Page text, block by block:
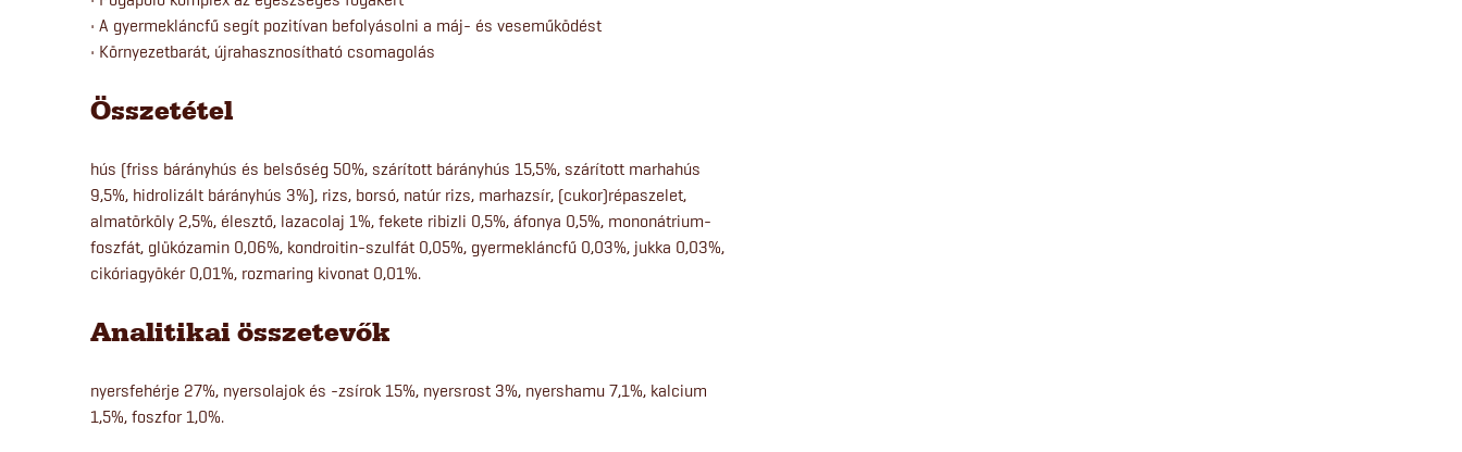
• A gyermekláncfű segít pozitívan befolyásolni a máj- és veseműködést
• Környezetbarát, újrahasznosítható csomagolás
Összetétel
hús (friss bárányhús és belsőség 50%, szárított bárányhús 15,5%, szárított marhahús
9,5%, hidrolizált bárányhús 3%), rizs, borsó, natúr rizs, marhazsír, (cukor)répaszelet,
almatörköly 2,5%, élesztő, lazacolaj 1%, fekete ribizli 0,5%, áfonya 0,5%, mononátrium-
foszfát, glükózamin 0,06%, kondroitin-szulfát 0,05%, gyermekláncfű 0,03%, jukka 0,03%,
cikóriagyökér 0,01%, rozmaring kivonat 0,01%.
Analitikai összetevők
nyersfehérje 27%, nyersolajok és -zsírok 15%, nyersrost 3%, nyershamu 7,1%, kalcium
1,5%, foszfor 1,0%.